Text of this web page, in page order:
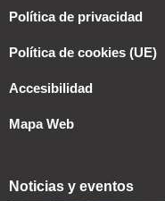
Política de privacidad
Política de cookies (UE)
Accesibilidad
Mapa Web
Noticias y eventos